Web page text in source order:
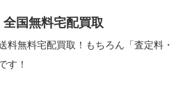
国無料宅配買取
料無料宅配買取！もちろん「査定料・
す！